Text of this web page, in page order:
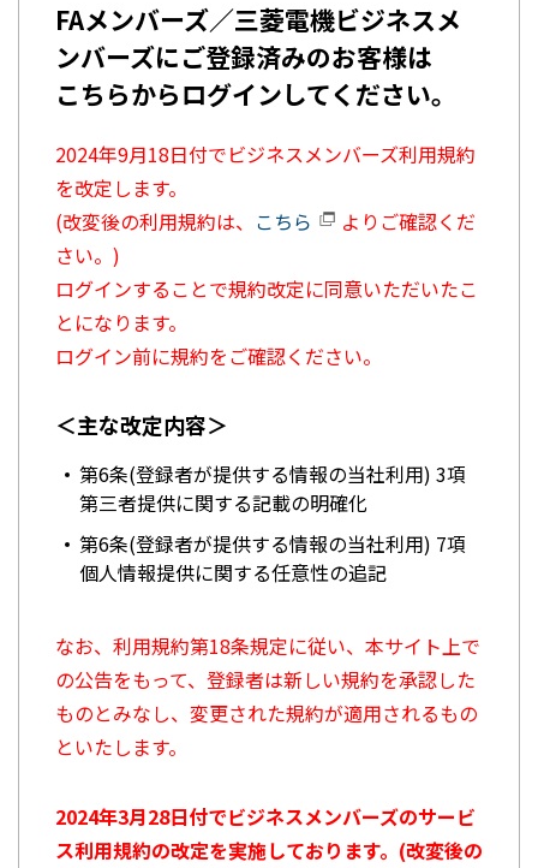
FAメンバーズ／三菱電機ビジネスメ
ンバーズにご登録済みのお客様は
こちらからログインしてください。
2024年9月18日付でビジネスメンバーズ利用規約
を改定します。
(改変後の利用規約は、 こちら
よりご確認くだ
さい。)
ログインすることで規約改定に同意いただいたこ
とになります。
ログイン前に規約をご確認ください。
＜主な改定内容＞
第6条(登録者が提供する情報の当社利用) 3項
第三者提供に関する記載の明確化
第6条(登録者が提供する情報の当社利用) 7項
個人情報提供に関する任意性の追記
なお、利用規約第18条規定に従い、本サイト上で
の公告をもって、登録者は新しい規約を承認した
ものとみなし、変更された規約が適用されるもの
といたします。
2024年3月28日付でビジネスメンバーズのサービ
ス利用規約の改定を実施しております。(改変後の